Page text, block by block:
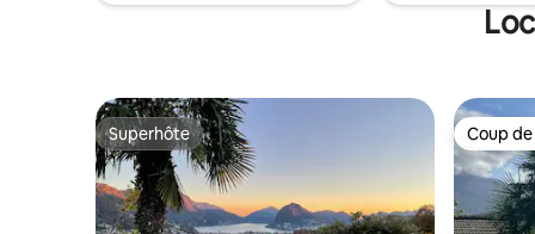
Superhôte
Superhôte Coup
Coup